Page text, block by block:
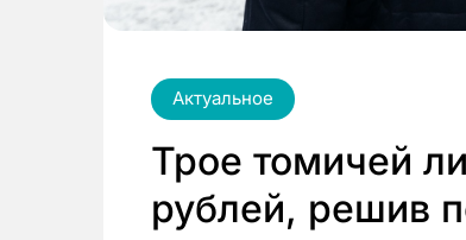
Актуальное
Трое томичей
рублей, решив